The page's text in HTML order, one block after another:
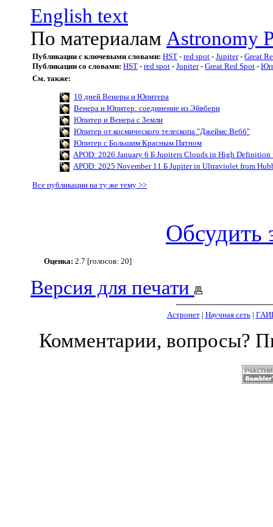
English text
По материалам Astronomy
Публикации с ключевыми словами: HST - red spot - Jupiter- Great
Публикации со словами: HST - red spot - Jupiter- Great Red Spot -
См. также:
10 дней Венеры и Юпитера
Венера и Юпитер: соединение из Эйвбери
Юпитер и Венера с Земли
Юпитер от космического телескопа "Джеймс Вебб"
Юпитер с Большим Красным Пятном
APOD: 2026 January 6 Б Jupiters Clouds in High Definition
APOD: 2025 November 11 Б Jupiter in Ultraviolet from
Все публикации на ту же тему >>
Обсудить
Оценка: 2.7 [голосов: 20]
Версия для печати
Астронет| Научная сеть|
Комментарии, вопросы?